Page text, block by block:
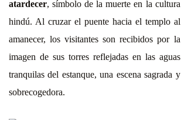
atardecer, símbolo de la muerte en la cultura
hindú. Al cruzar el puente hacia el templo al
amanecer, los visitantes son recibidos por la
imagen de sus torres reflejadas en las aguas
tranquilas del estanque, una escena sagrada y
sobrecogedora.